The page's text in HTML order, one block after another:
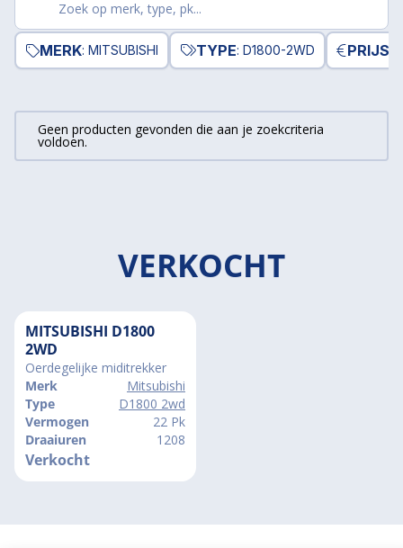
producten
MERK: MITSUBISHI TYPE: D1800-2WD PRIJS
Geen producten gevonden die aan je zoekcriteria
voldoen.
VERKOCHT
MITSUBISHI D1800
2WD
Oerdegelijke miditrekker
Merk
Mitsubishi
Type
D1800 2wd
Vermogen
22 Pk
Draaiuren
1208
Verkocht